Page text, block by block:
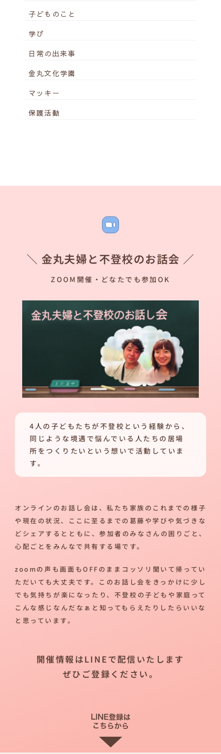
子どものこと
学び
日常の出来事
金丸文化学園
マッキー
保護活動
＼ 金丸夫婦と不登校のお話会 ／
ZOOM開催・どなたでも参加OK
4人の子どもたちが不登校という経験から、
同じような境遇で悩んでいる人たちの居場
所をつくりたいという想いで活動していま
す。
オンラインのお話し会は、私たち家族のこれまでの様子
や現在の状況、ここに至るまでの葛藤や学びや気づきな
どシェアするとともに、参加者のみなさんの困りごと、
心配ごとをみんなで共有する場です。
zoomの声も画面もOFFのままコッソリ聞いて帰ってい
ただいても大丈夫です。このお話し会をきっかけに少し
でも気持ちが楽になったり、不登校の子どもや家庭って
こんな感じなんだなぁと知ってもらえたりしたらいいな
と思っています。
開催情報はLINEで配信いたします
ぜひご登録ください。